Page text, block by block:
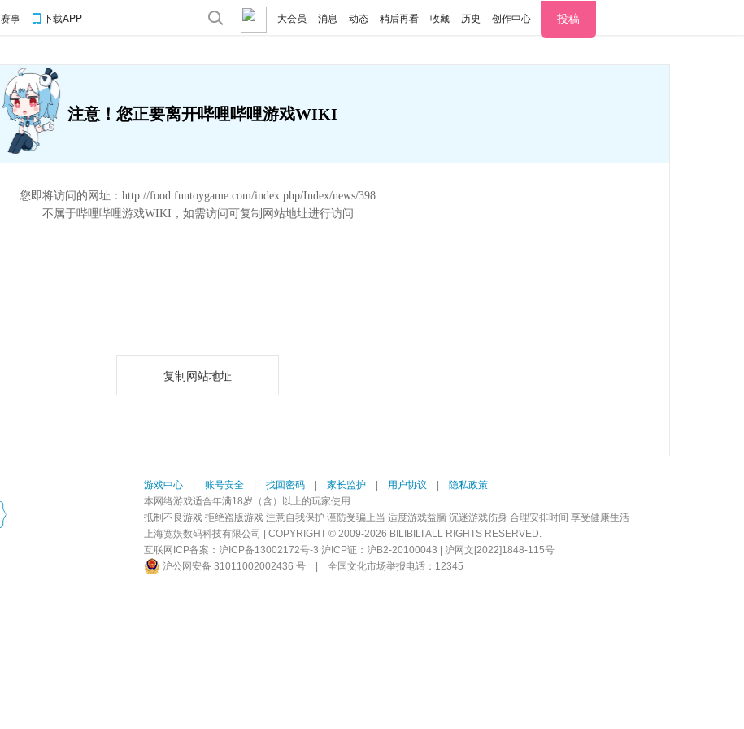
赛事 下载APP 大会员 消息 动态 稍后再看 收藏 历史 创作中心 投稿
注意！您正要离开哔哩哔哩游戏WIKI
您即将访问的网址： http://food.funtoygame.com/index.php/Index/news/398
不属于哔哩哔哩游戏WIKI，如需访问可复制网站地址进行访问
复制网站地址
游戏中心 账号安全 找回密码 家长监护 用户协议
隐私政策
本网络游戏适合年满18岁（含）以上的玩家使用
抵制不良游戏 拒绝盗版游戏 注意自我保护 谨防受骗上当 适度游戏益脑 沉迷游戏伤身 合理安排时间 享受健康生活
上海宽娱数码科技有限公司 | COPYRIGHT © 2009-2026 BILIBILI ALL RIGHTS RESERVED.
互联网ICP备案： 沪ICP备13002172号-3 沪ICP证：沪B2-20100043 | 沪网文[2022]1848-115号
沪公网安备 31011002002436 号
全国文化市场举报电话：12345